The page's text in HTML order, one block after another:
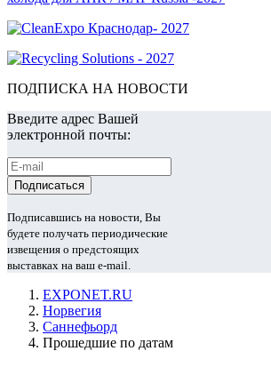
ПОДПИСКА НА НОВОСТИ
Введите адрес Вашей
электронной почты:
Подписавшись на новости, Вы
будете получать периодические
извещения о предстоящих
выставках на ваш e-mail.
EXPONET.RU
Норвегия
Саннефьорд
Прошедшие по датам